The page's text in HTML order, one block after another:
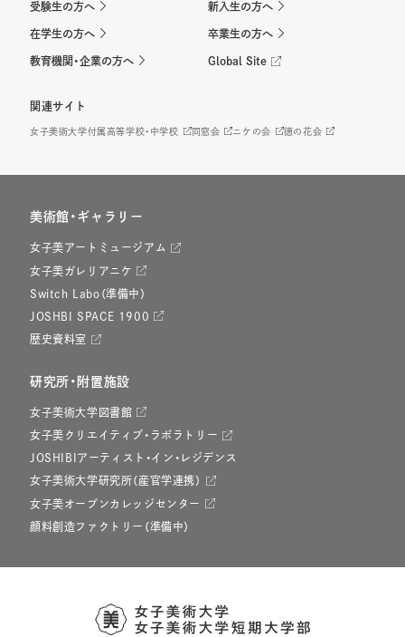
受験生の方へ 新入生の方へ
在学生の方へ 卒業生の方へ
教育機関・企業の方へ Global Site
関連サイト
女子美術大学付属高等学校・中学校 同窓会 ニケの会 徳の花会
美術館・ギャラリー
女子美アートミュージアム
女子美ガレリアニケ
Switch Labo（準備中）
JOSHBI SPACE 1900
歴史資料室
研究所・附置施設
女子美術大学図書館
女子美クリエイティブ・ラボラトリー
JOSHIBIアーティスト・イン・レジデンス
女子美術大学研究所（産官学連携）
女子美オープンカレッジセンター
顔料創造ファクトリー（準備中）